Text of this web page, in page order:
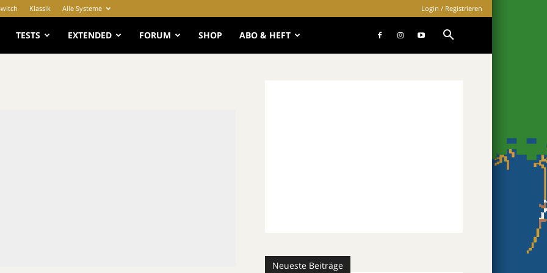
Klassik Alle Systeme Login / Registrieren
TESTS EXTENDED FORUM SHOP ABO & HEFT
Neueste Beiträge